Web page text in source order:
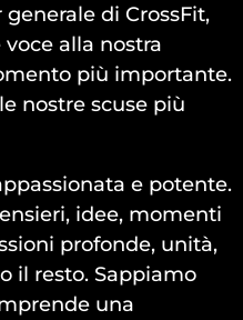
di CrossFit,
alla nostra
più importante.
nostre scuse più
e potente.
idee, momenti
profonde, unità,
il resto. Sappiamo
una